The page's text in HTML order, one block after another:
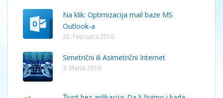
Na klik: Optimizacija mail baze MS
Outlook-a
25. Februara 2016.
Simetrični ili Asimetrični Internet
3. Marta 2016.